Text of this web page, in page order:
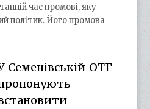
час промові, яку
політик. Його промова
Семенівській ОТГ